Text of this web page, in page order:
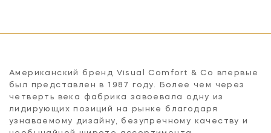
Американский бренд Visual Comfort & Co впервые
был представлен в 1987 году. Более чем через
четверть века фабрика завоевала одну из
лидирующих позиций на рынке благодаря
узнаваемому дизайну, безупречному качеству и